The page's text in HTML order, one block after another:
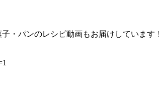
・パンのレシピ動画もお届けしています！